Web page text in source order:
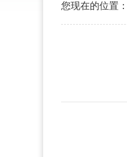
您现在的位置：